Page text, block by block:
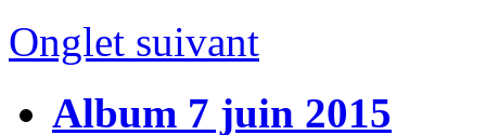
Onglet suivant
Album 7 juin 2015